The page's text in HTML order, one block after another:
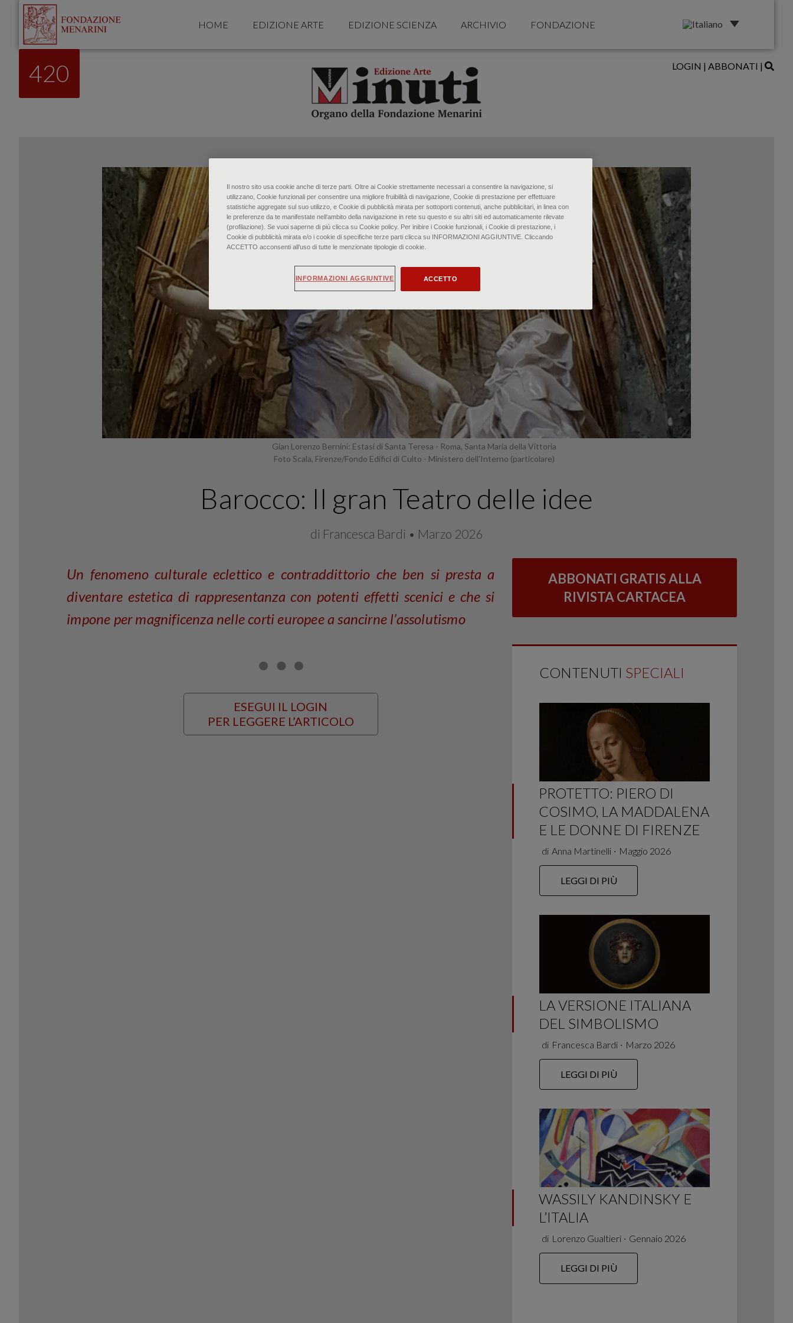
HOME EDIZIONE ARTE EDIZIONE SCIENZA ARCHIVIO FONDAZIONE
420 LOGIN | ABBONATI |
Gian Lorenzo Bernini: Estasi di Santa Teresa - Roma, Santa Maria della Vittoria
Foto Scala, Firenze/Fondo Edifici di Culto - Ministero dell'Interno (particolare)
Barocco: Il gran Teatro delle idee
di Francesca Bardi • Marzo 2026
Un fenomeno culturale eclettico e contraddittorio che ben si presta a
diventare estetica di rappresentanza con potenti effetti scenici e che si
impone per magnificenza nelle corti europee a sancirne l’assolutismo
ESEGUI IL LOGIN
PER LEGGERE L’ARTICOLO
ABBONATI GRATIS ALLA
RIVISTA CARTACEA
CONTENUTI SPECIALI
PROTETTO: PIERO DI
COSIMO, LA MADDALENA
E LE DONNE DI FIRENZE
di Anna Martinelli ∙ Maggio 2026
LEGGI DI PIÙ
LA VERSIONE ITALIANA
DEL SIMBOLISMO
di Francesca Bardi ∙ Marzo 2026
LEGGI DI PIÙ
WASSILY KANDINSKY E
L’ITALIA
di Lorenzo Gualtieri ∙ Gennaio 2026
LEGGI DI PIÙ
Il nostro sito usa cookie anche di terze parti. Oltre ai Cookie strettamente necessari a consentire la navigazione, si
utilizzano, Cookie funzionali per consentire una migliore fruibilità di navigazione, Cookie di prestazione per effettuare
statistiche aggregate sul suo utilizzo, e Cookie di pubblicità mirata per sottoporti contenuti, anche pubblicitari, in linea con
le preferenze da te manifestate nell‘ambito della navigazione in rete su questo e su altri siti ed automaticamente rilevate
(profilazione). Se vuoi saperne di più clicca su Cookie policy. Per inibire i Cookie funzionali, i Cookie di prestazione, i
Cookie di pubblicità mirata e/o i cookie di specifiche terze parti clicca su INFORMAZIONI AGGIUNTIVE. Cliccando
ACCETTO acconsenti all’uso di tutte le menzionate tipologie di cookie.
ACCETTO
INFORMAZIONI AGGIUNTIVE